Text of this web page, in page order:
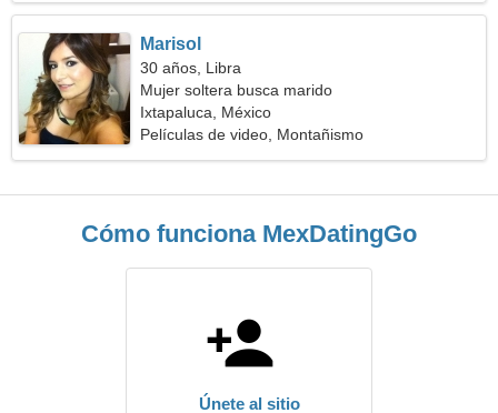
Marisol
30 años, Libra
Mujer soltera busca marido
Ixtapaluca, México
Películas de video, Montañismo
Cómo funciona MexDatingGo
Únete al sitio